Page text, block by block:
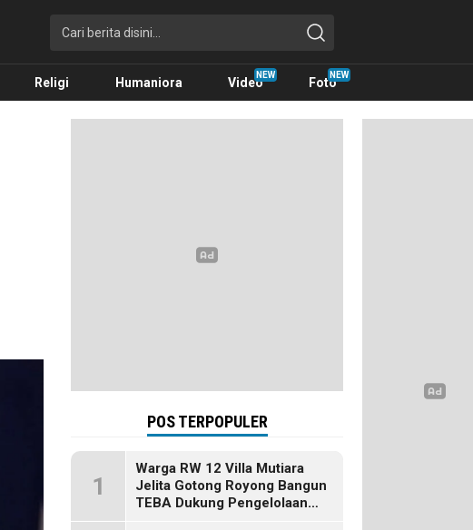
Religi Humaniora Video Foto
POS TERPOPULER
1
Warga RW 12 Villa Mutiara
Jelita Gotong Royong Bangun
TEBA Dukung Pengelolaan